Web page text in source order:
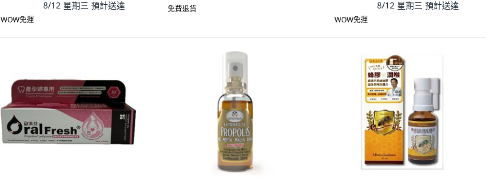
8/12 星期三 預計送達
WOW免運
免費退貨 8/12 星期三 預計送達
WOW免運